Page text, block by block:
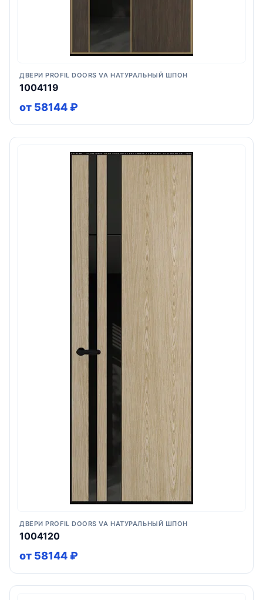
ДВЕРИ PROFIL DOORS VA НАТУРАЛЬНЫЙ ШПОН
1004119
от 58144 ₽
ДВЕРИ PROFIL DOORS VA НАТУРАЛЬНЫЙ ШПОН
1004120
от 58144 ₽